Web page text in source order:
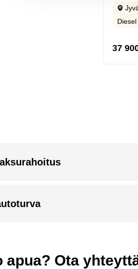
Diesel
37
apua? Ota